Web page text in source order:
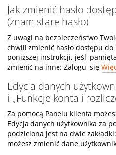
Jak zmienić hasło
(znam stare hasło)
Z uwagi na bezpieczeństwo
chwili zmienić hasło dostępu do
poniższej instrukcji, jeśli
zmienić na inne: Zaloguj się
Edycja danych
i „Funkcje konta i
Za pomocą Panelu klienta
Edycja danych użytkownika za
podzielona jest na dwie
możesz zmienić dane